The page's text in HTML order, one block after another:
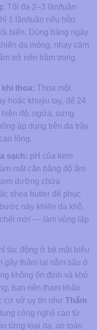
Tối đa 2–3 lần/tuần
1 lần/tuần nếu hỗn
biển. Dùng hàng ngày
da mỏng, nhạy cảm
trở nên trầm trọng
thoa: Thoa một
hoặc khuỷu tay, để 24
đỏ, ngứa, sưng
áp dụng trên da trầy
lông.
sạch: pH của kem
mất cân bằng độ ẩm
dưỡng chứa
shea butter để phục
này khiến da khô,
mới — làm vòng lặp
tác động ở bề mặt biểu
gây thâm lại nằm sâu ở
không ổn định và khó
bạn nên tham khảo
cơ sở uy tín như Thẩm
công nghệ cao từ
từng loại da, an toàn